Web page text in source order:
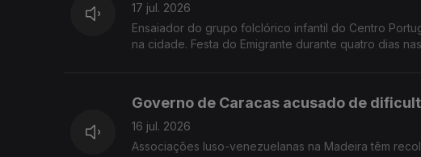
17 jul. 2026
Ensaiador do grupo folclórico infantil do Centro
na cidade. Festa do Emigrante durante quatro dias
Governo de Caracas acusado de
16 jul. 2026
Associações luso-venezuelanas na Madeira têm